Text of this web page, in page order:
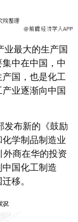
业最大的生产国
中在中国，中
国，也是化工
业逐渐向中国
发布新的《鼓励
学制品制造业
外商在华的投资
国化工制造
移。